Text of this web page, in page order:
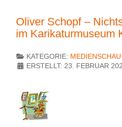
Oliver Schopf –
im Karikaturmuseum
KATEGORIE: MEDIENSCHAU
ERSTELLT: 23. FEBRUAR